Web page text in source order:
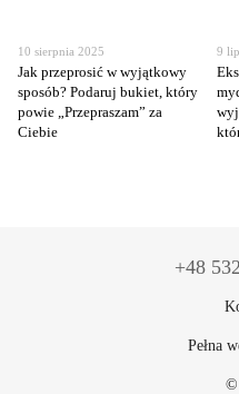
10 sierpnia 2025
Jak przeprosić w wyjątkowy
sposób? Podaruj bukiet, który
powie „Przepraszam” za
Ciebie
9
+48
Pełna
©